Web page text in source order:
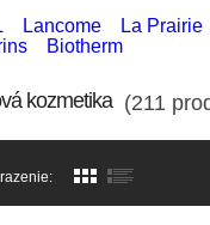
Lancome
La Prairie
Biotherm
kozmetika(211